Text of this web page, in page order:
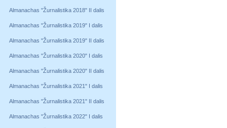
Almanachas "Žurnalistika 2018" II dalis
Almanachas "Žurnalistika 2019" I dalis
Almanachas "Žurnalistika 2019" II dalis
Almanachas "Žurnalistika 2020" I dalis
Almanachas "Žurnalistika 2020" II dalis
Almanachas "Žurnalistika 2021" I dalis
Almanachas "Žurnalistika 2021" II dalis
Almanachas "Žurnalistika 2022" I dalis